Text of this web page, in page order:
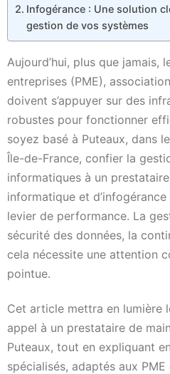
Infogérance : Une solution
gestion de vos systèmes
Aujourd’hui, plus que jamais,
entreprises (PME),
doivent s’appuyer sur des
robustes pour fonctionner
soyez basé à Puteaux, dans
Île-de-France, confier la
informatiques à un
informatique et
levier de performance. La
sécurité des données, la
cela nécessite une attention
pointue.
Cet article mettra en lumière
appel à un prestataire de
Puteaux, tout en expliquant
spécialisés, adaptés aux